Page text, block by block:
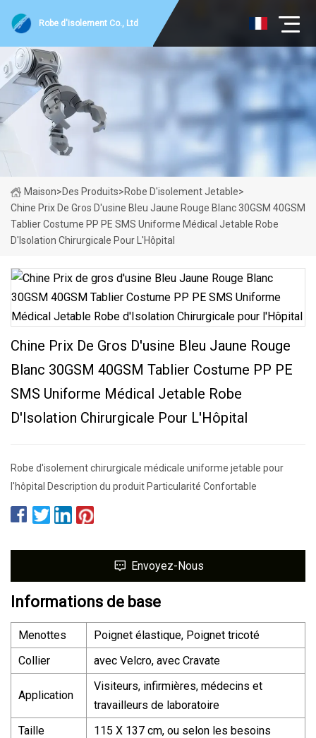
Robe d'isolement Co., Ltd
Maison>Des Produits>Robe D'isolement Jetable>
Chine Prix De Gros D'usine Bleu Jaune Rouge Blanc 30GSM 40GSM
Tablier Costume PP PE SMS Uniforme Médical Jetable Robe
D'Isolation Chirurgicale Pour L'Hôpital
Chine Prix De Gros D'usine Bleu Jaune Rouge
Blanc 30GSM 40GSM Tablier Costume PP PE
SMS Uniforme Médical Jetable Robe
D'Isolation Chirurgicale Pour L'Hôpital
Robe d'isolement chirurgicale médicale uniforme jetable pour
l'hôpital Description du produit Particularité Confortable
Envoyez-Nous
Informations de base
Menottes
Poignet élastique, Poignet tricoté
Collier
avec Velcro, avec Cravate
Application
Visiteurs, infirmières, médecins et
travailleurs de laboratoire
Taille
115 X 137 cm, ou selon les besoins